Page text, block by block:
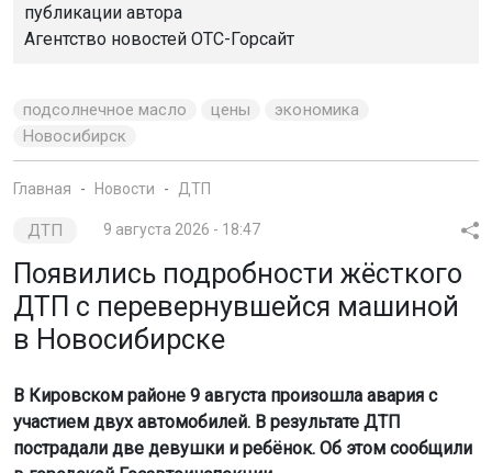
публикации автора
Агентство новостей ОТС-Горсайт
подсолнечное масло цены
экономика
Новосибирск
Главная Новости ДТП
ДТП 9 августа 2026 - 18:47
Появились подробности жёсткого
ДТП с перевернувшейся машиной
в Новосибирске
В Кировском районе 9 августа произошла авария с
участием двух автомобилей. В результате ДТП
пострадали две девушки и ребёнок. Об этом сообщили